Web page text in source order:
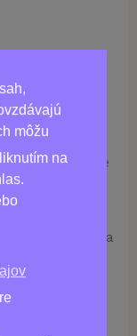
môžu
na
na
odporúča
pri diéte.
potláča
zdravé
pokožky.
a pomáha